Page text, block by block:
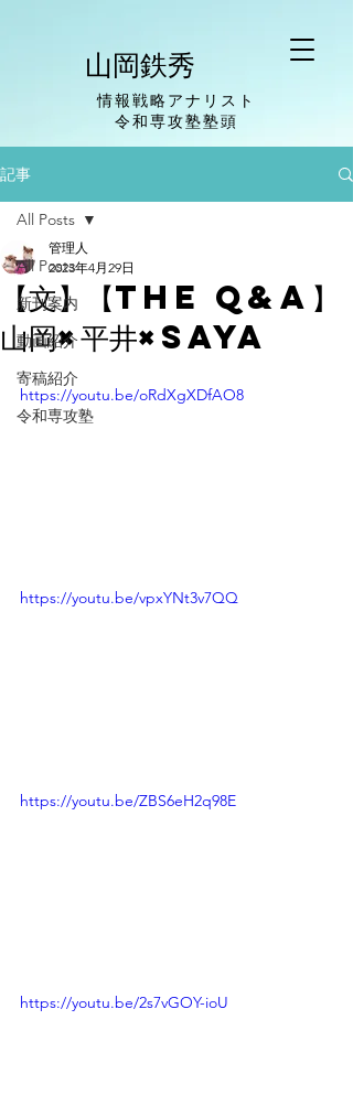
山岡鉄秀
情報戦略アナリスト
​令和専攻塾塾頭
記事
All Posts
新刊案内
動画紹介
寄稿紹介
令和専攻塾
All Posts
【文】【The Q&A】
山岡×平井×saya
管理人
2023年4月29日
https://youtu.be/oRdXgXDfAO8
https://youtu.be/vpxYNt3v7QQ
https://youtu.be/ZBS6eH2q98E
https://youtu.be/2s7vGOY-ioU